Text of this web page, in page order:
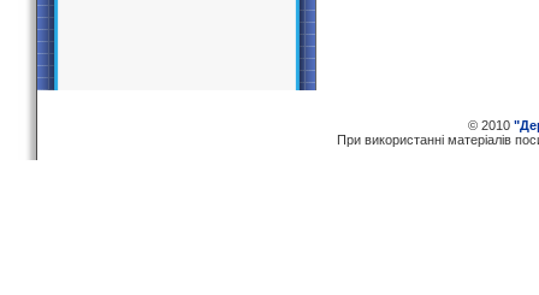
© 2010
При використаннi матерiалiв